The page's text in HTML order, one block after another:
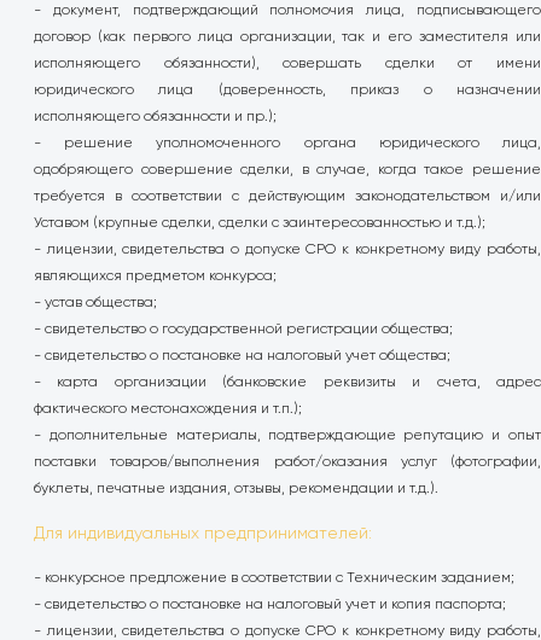
- документ, подтверждающий полномочия лица, подписывающего
договор (как первого лица организации, так и его заместителя или
исполняющего обязанности), совершать сделки от имени
юридического лица (доверенность, приказ о назначении
исполняющего обязанности и пр.);
- решение уполномоченного органа юридического лица,
одобряющего совершение сделки, в случае, когда такое решение
требуется в соответствии с действующим законодательством и/или
Уставом (крупные сделки, сделки с заинтересованностью и т.д.);
- лицензии, свидетельства о допуске СРО к конкретному виду работы,
являющихся предметом конкурса;
- устав общества;
- свидетельство о государственной регистрации общества;
- свидетельство о постановке на налоговый учет общества;
- карта организации (банковские реквизиты и счета, адрес
фактического местонахождения и т.п.);
- дополнительные материалы, подтверждающие репутацию и опыт
поставки товаров/выполнения работ/оказания услуг (фотографии,
буклеты, печатные издания, отзывы, рекомендации и т.д.).
Для индивидуальных предпринимателей:
- конкурсное предложение в соответствии с Техническим заданием;
- свидетельство о постановке на налоговый учет и копия паспорта;
- лицензии, свидетельства о допуске СРО к конкретному виду работы,